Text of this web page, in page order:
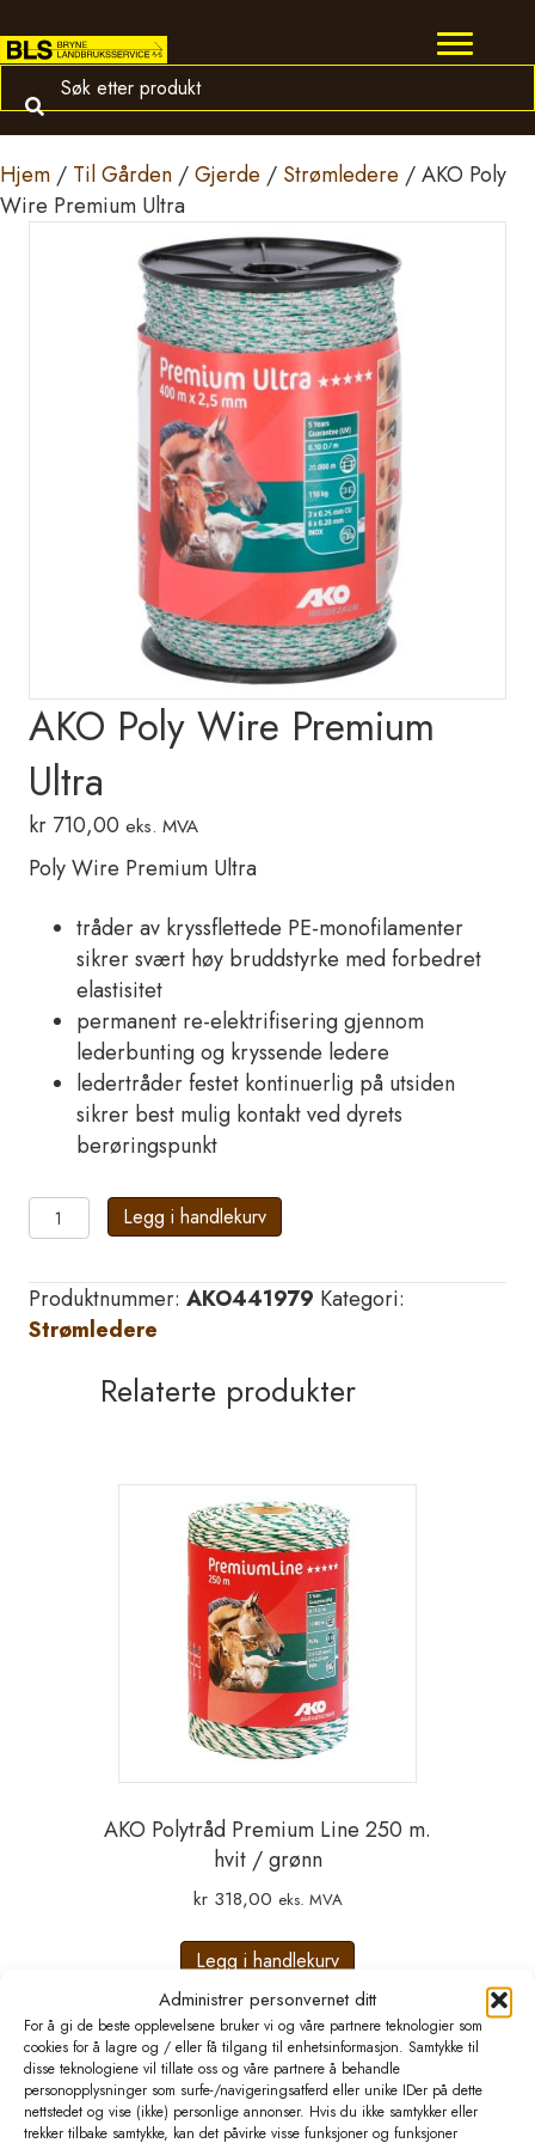
Administrer personvernet ditt
For å gi de beste opplevelsene bruker vi og våre partnere teknologier som
cookies for å lagre og / eller få tilgang til enhetsinformasjon. Samtykke til
disse teknologiene vil tillate oss og våre partnere å behandle
personopplysninger som surfe-/navigeringsatferd eller unike IDer på dette
nettstedet og vise (ikke) personlige annonser. Hvis du ikke samtykker eller
trekker tilbake samtykke, kan det påvirke visse funksjoner og funksjoner
Hjem / Til Gården /Gjerde / Strømledere / AKO Poly
Wire Premium Ultra
AKO Poly Wire Premium
Ultra
kr 710,00 eks. MVA
Poly Wire Premium Ultra
tråder av kryssflettede PE-monofilamenter
sikrer svært høy bruddstyrke med forbedret
elastisitet
permanent re-elektrifisering gjennom
lederbunting og kryssende ledere
ledertråder festet kontinuerlig på utsiden
sikrer best mulig kontakt ved dyrets
berøringspunkt
AKO
Poly
Premium
Ultra
Legg i handlekurv
Produktnummer: AKO441979 Kategori:
Strømledere
Relaterte produkter
AKO Polytråd Premium Line 250 m.
hvit / grønn
kr318,00 eks. MVA
Legg i handlekurv